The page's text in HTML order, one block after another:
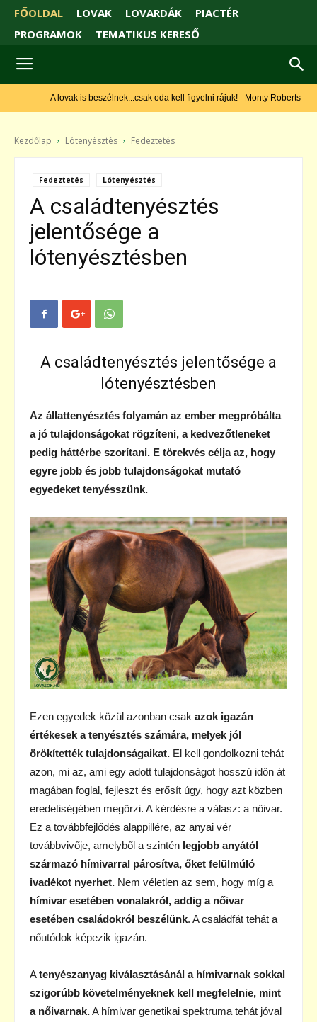
FŐOLDAL LOVAK LOVARDÁK
PIACTÉR
PROGRAMOK
TEMATIKUS KERESŐ
A lovak is beszélnek...csak oda kell figyelni rájuk! - Monty Roberts
Kezdőlap Lótenyésztés Fedeztetés
Fedeztetés Lótenyésztés
A családtenyésztés
jelentősége a
lótenyésztésben
A családtenyésztés jelentősége a
lótenyésztésben
Az állattenyésztés folyamán az ember megpróbálta
a jó tulajdonságokat rögzíteni, a kedvezőtleneket
pedig háttérbe szorítani. E törekvés célja az, hogy
egyre jobb és jobb tulajdonságokat mutató
egyedeket tenyésszünk.
Ezen egyedek közül azonban csak azok igazán
értékesek a tenyésztés számára, melyek jól
örökítették tulajdonságaikat. El kell gondolkozni tehát
azon, mi az, ami egy adott tulajdonságot hosszú időn át
magában foglal, fejleszt és erősít úgy, hogy azt közben
eredetiségében megőrzi. A kérdésre a válasz: a nőivar.
Ez a továbbfejlődés alappillére, az anyai vér
továbbvivője, amelyből a szintén legjobb anyától
származó hímivarral párosítva, őket felülmúló
ivadékot nyerhet. Nem véletlen az sem, hogy míg a
hímivar esetében vonalakról, addig a nőivar
esetében családokról beszélünk. A családfát tehát a
nőutódok képezik igazán.
Atenyészanyag kiválasztásánál a hímivarnak sokkal
szigorúbb követelményeknek kell megfelelnie, mint
a nőivarnak.A hímivar genetikai spektruma tehát jóval